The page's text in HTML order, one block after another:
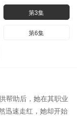
第3集
第6集
帮助后，她在其职业
迅速走红，她却开始